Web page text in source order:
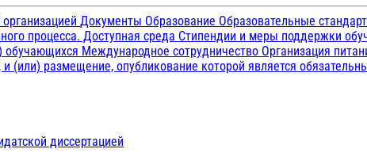
Документы Образование Образовательные
процесса. Доступная среда Стипендии и меры поддержки
обучающихся Международное сотрудничество Организация
(или) размещение, опубликование которой является
диссертацией